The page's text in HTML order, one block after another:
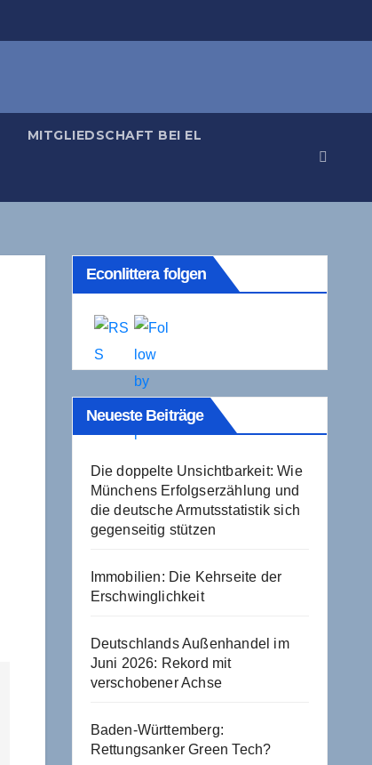
MITGLIEDSCHAFT BEI EL
Econlittera folgen
Neueste Beiträge
Die doppelte Unsichtbarkeit: Wie
Münchens Erfolgserzählung und
die deutsche Armutsstatistik sich
gegenseitig stützen
Immobilien: Die Kehrseite der
Erschwinglichkeit
Deutschlands Außenhandel im
Juni 2026: Rekord mit
verschobener Achse
Baden-Württemberg:
Rettungsanker Green Tech?